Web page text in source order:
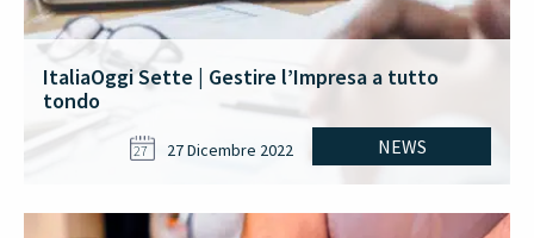
ItaliaOggi Sette | Gestire l’Impresa a tutto
tondo
NEWS
27 27 Dicembre 2022